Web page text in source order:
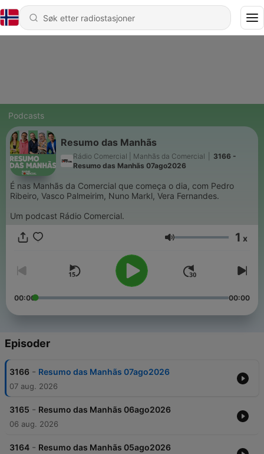
Podcasts
Resumo das Manhãs
Rádio Comercial | Manhãs da Comercial
3166 -
Resumo das Manhãs 07ago2026
É nas Manhãs da Comercial que começa o dia, com Pedro
Ribeiro, Vasco Palmeirim, Nuno Markl, Vera Fernandes.
Um podcast Rádio Comercial.
Volum 1 x
00:00 00:00
Episoder
3166 - Resumo das Manhãs 07ago2026
07 aug. 2026
3165 - Resumo das Manhãs 06ago2026
06 aug. 2026
3164 - Resumo das Manhãs 05ago2026